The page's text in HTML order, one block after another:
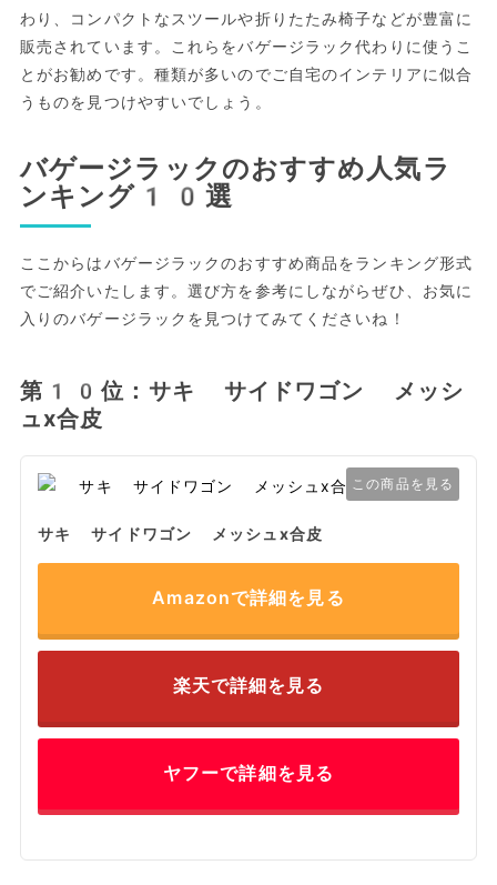
わり、コンパクトなスツールや折りたたみ椅子などが豊富に
販売されています。これらをバゲージラック代わりに使うこ
とがお勧めです。種類が多いのでご自宅のインテリアに似合
うものを見つけやすいでしょう。
バゲージラックのおすすめ人気ラ
ンキング10選
ここからはバゲージラックのおすすめ商品をランキング形式
でご紹介いたします。選び方を参考にしながらぜひ、お気に
入りのバゲージラックを見つけてみてくださいね！
第10位：サキ サイドワゴン メッシ
ュx合皮
この商品を見る
サキ サイドワゴン メッシュx合皮
Amazonで詳細を見る
楽天で詳細を見る
ヤフーで詳細を見る